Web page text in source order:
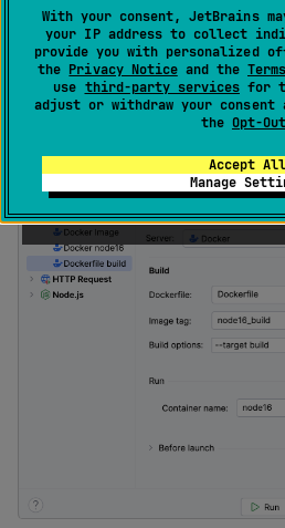
With your consent, JetBrains
your IP address to collect
provide you with personalized
the Privacy Noticeand the
use third-party servicesfor
adjust or withdraw your
the Opt-Out
Accept All
Manage
このタイプの構成を使用して、
をビルドし、このイメージから